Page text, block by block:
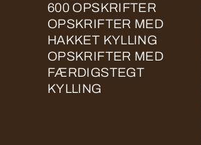
600 OPSKRIFTER
OPSKRIFTER MED
HAKKET KYLLING
OPSKRIFTER MED
FÆRDIGSTEGT
KYLLING